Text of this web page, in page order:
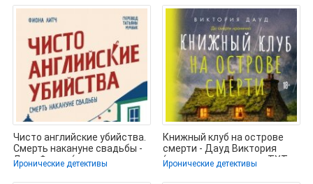
Чисто английские убийства.
Смерть накануне свадьбы -
Литч Фиона (читать книги
Иронические детективы
Книжный клуб на острове
смерти - Дауд Виктория
(полная версия книги .TXT,
.FB2)
Иронические детективы